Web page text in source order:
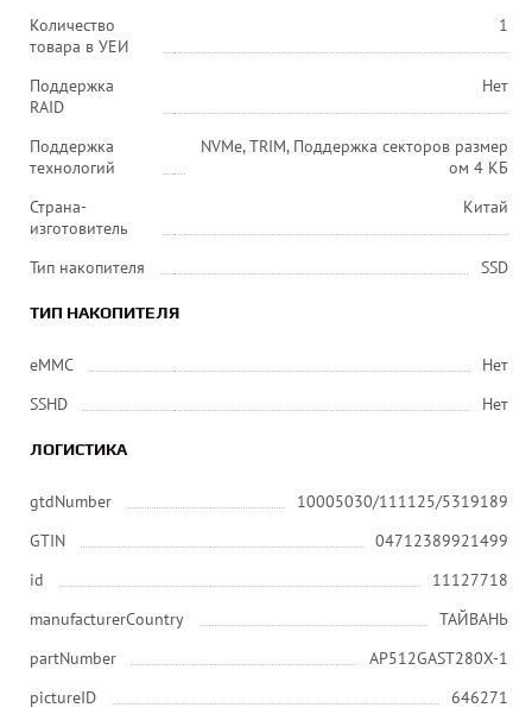
Количество
товара в УЕИ
1
Поддержка
RAID
Нет
Поддержка
технологий
NVMe, TRIM, Поддержка секторов размер
ом 4 КБ
Страна-
изготовитель
Китай
Тип накопителя SSD
ТИП НАКОПИТЕЛЯ
eMMC
Нет
SSHD
Нет
ЛОГИСТИКА
gtdNumber
10005030/111125/5319189
GTIN
04712389921499
id
11127718
manufacturerCountry
ТАЙВАНЬ
partNumber
AP512GAST280X-1
pictureID
646271